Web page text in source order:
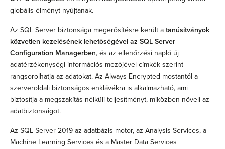
globális élményt nyújtanak.
Az SQL Server biztonsága megerősítésre került a tanúsítványok
közvetlen kezelésének lehetőségével az SQL Server
Configuration Managerben, és az ellenőrzési napló új
adatérzékenységi információs mezőjével címkék szerint
rangsorolhatja az adatokat. Az Always Encrypted mostantól a
szerveroldali biztonságos enklávékra is alkalmazható, ami
biztosítja a megszakítás nélküli teljesítményt, miközben növeli az
adatbiztonságot.
Az SQL Server 2019 az adatbázis-motor, az Analysis Services, a
Machine Learning Services és a Master Data Services